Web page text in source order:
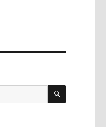
SUCHEN